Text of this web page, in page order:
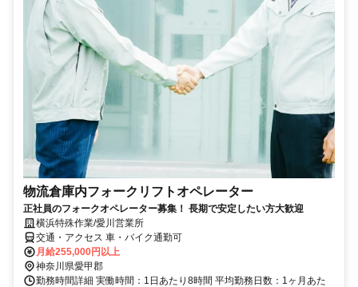
物流倉庫内フォークリフトオペレーター
正社員のフォークオペレーター募集！ 長期で安定したい方大歓迎
横浜特殊作業/愛川営業所
交通・アクセス 車・バイク通勤可
月給255,000円以上
神奈川県愛甲郡
勤務時間詳細 実働時間：1日あたり8時間 平均勤務日数：1ヶ月あた